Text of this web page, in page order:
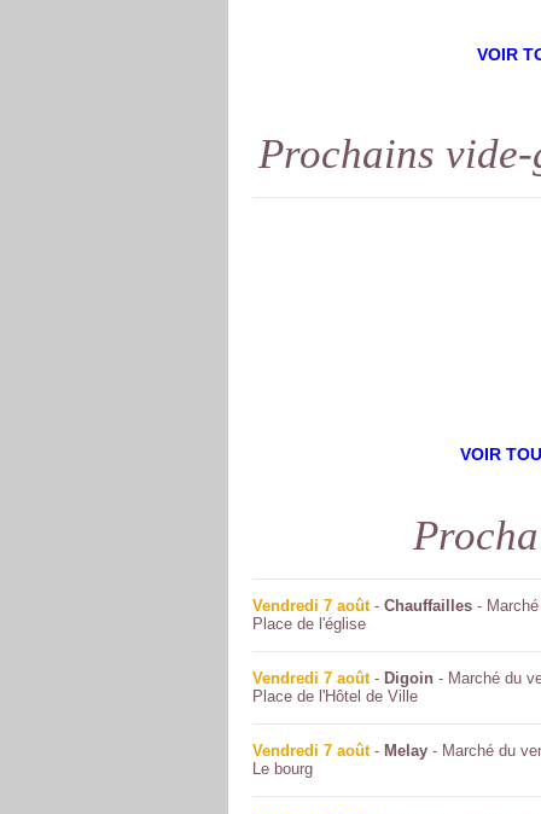
VOIR
Prochains
VOIR
Vendredi 7 août- Chauffailles -
Place de l'église
Vendredi 7 août- Digoin - Marché du
Place de l'Hôtel de Ville
Vendredi 7 août- Melay - Marché du
Le bourg